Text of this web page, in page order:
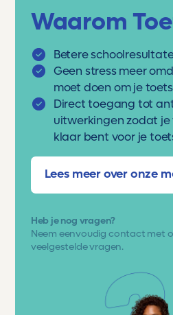
Waarom
Betere
Geen stress meer
moet doen om je
Direct toegang tot
uitwerkingen zodat
klaar bent voor je
Lees meer over onze
Heb je nog vragen?
Neem eenvoudig contact met
veelgestelde vragen.